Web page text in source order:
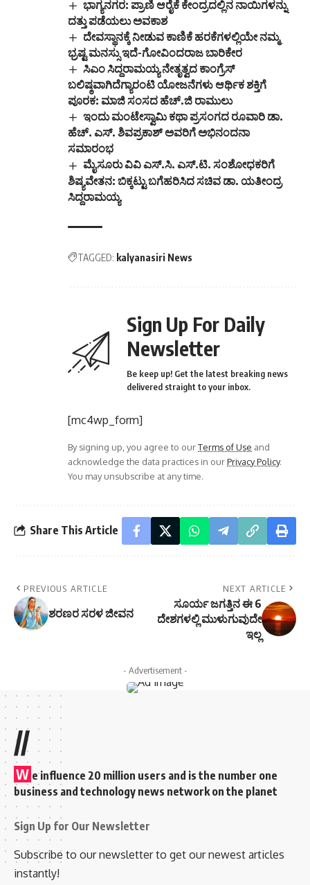
ಭಾಗ್ಯನಗರ: ಪ್ರಾಣಿ ಆರೈಕೆ ಕೇಂದ್ರದಲ್ಲಿನ ನಾಯಿಗಳನ್ನು
ದತ್ತು ಪಡೆಯಲು ಅವಕಾಶ
ದೇವಸ್ಥಾನಕ್ಕೆ ನೀಡುವ ಕಾಣಿಕೆ ಹರಕೆಗಳಲ್ಲಿಯೇ ನಮ್ಮ
ಭ್ರಷ್ಟ ಮನಸ್ಸು ಇದೆ-ಗೋವಿಂದರಾಜ ಬಾರಿಕೇರ
ಸಿಎಂ ಸಿದ್ದರಾಮಯ್ಯ ನೇತೃತ್ವದ ಕಾಂಗ್ರೆಸ್
ಬಲಿಷ್ಠವಾಗಿದೆಗ್ಯಾರಂಟಿ ಯೋಜನೆಗಳು ಆರ್ಥಿಕ ಶಕ್ತಿಗೆ
ಪೂರಕ: ಮಾಜಿ ಸಂಸದ ಹೆಚ್.ಜಿ ರಾಮುಲು
ಇಂದು ಮಂಟೇಸ್ವಾಮಿ ಕಥಾ ಪ್ರಸಂಗದ ರೂವಾರಿ ಡಾ.
ಹೆಚ್. ಎಸ್. ಶಿವಪ್ರಕಾಶ್ ಅವರಿಗೆ ಅಭಿನಂದನಾ
ಸಮಾರಂಭ
ಮೈಸೂರು ವಿವಿ ಎಸ್.ಸಿ. ಎಸ್.ಟಿ. ಸಂಶೋಧಕರಿಗೆ
ಶಿಷ್ಯವೇತನ: ಬಿಕ್ಕಟ್ಟು ಬಗೆಹರಿಸಿದ ಸಚಿವ ಡಾ. ಯತೀಂದ್ರ
ಸಿದ್ದರಾಮಯ್ಯ
TAGGED: kalyanasiri News
Sign Up For Daily
Newsletter
Be keep up! Get the latest breaking news
delivered straight to your inbox.
[mc4wp_form]
By signing up, you agree to ourTerms of Use and
acknowledge the data practices in ourPrivacy Policy.
You may unsubscribe at any time.
Share This Article
PREVIOUS ARTICLE
ಶರಣರ ಸರಳ ಜೀವನ
NEXT ARTICLE
ಸೂರ್ಯ ಜಗತ್ತಿನ ಈ 6
ದೇಶಗಳಲ್ಲಿ ಮುಳುಗುವುದೇ
ಇಲ್ಲ
- Advertisement -
//
W e influence 20 million users and is the number one
business and technology news network on the planet
Sign Up for Our Newsletter
Subscribe to our newsletter to get our newest articles
instantly!